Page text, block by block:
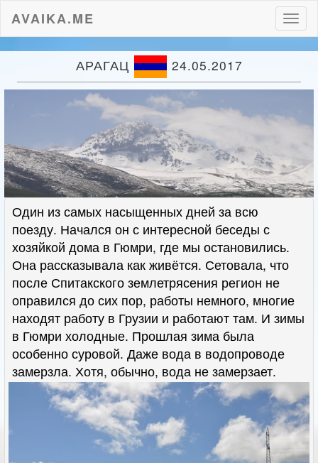
AVAIKA.ME
АРАГАЦ 24.05.2017
Один из самых насыщенных дней за всю
поезду. Начался он с интересной беседы с
хозяйкой дома в Гюмри, где мы остановились.
Она рассказывала как живётся. Сетовала, что
после Спитакского землетрясения регион не
оправился до сих пор, работы немного, многие
находят работу в Грузии и работают там. И зимы
в Гюмри холодные. Прошлая зима была
особенно суровой. Даже вода в водопроводе
замерзла. Хотя, обычно, вода не замерзает.